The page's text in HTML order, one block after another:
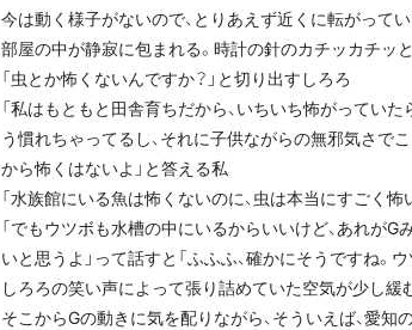
今は動く様子がないので、とりあえず近くに転がって
部屋の中が静寂に包まれる。時計の針のカチッカチッ
「虫とか怖くないんですか？」と切り出すしろろ
「私はもともと田舎育ちだから、いちいち怖がってい
う慣れちゃってるし、それに子供ながらの無邪気さで
から怖くはないよ」と答える私
「水族館にいる魚は怖くないのに、虫は本当にすごく怖
「でもウツボも水槽の中にいるからいいけど、あれが
いと思うよ」って話すと「ふふふ、確かにそうですね。
しろろの笑い声によって張り詰めていた空気が少し緩
そこからGの動きに気を配りながら、そういえば、愛